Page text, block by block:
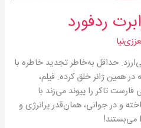
ردفورد
حداقل به‌خاطر تجدید خاطره با
در همین ژانر خلق کرده. فیلم،
تاکر را پیوند می‌زند با
و در جوانی، همان‌قدر پرانرژی و
می‌بستند!